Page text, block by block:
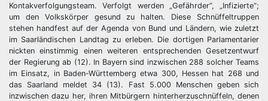
Kontakverfolgungsteam. Verfolgt werden „Gefährder“, „Infizierte“;
um den Volkskörper gesund zu halten. Diese Schnüffeltruppen
stehen handfest auf der Agenda von Bund und Ländern, wie zuletzt
im Saarländischen Landtag zu erleben. Die dortigen Parlamentarier
nickten einstimmig einen weiteren entsprechenden Gesetzentwurf
der Regierung ab (12). In Bayern sind inzwischen 288 solcher Teams
im Einsatz, in Baden-Württemberg etwa 300, Hessen hat 268 und
das Saarland meldet 34 (13). Fast 5.000 Menschen geben sich
inzwischen dazu her, ihren Mitbürgern hinterherzuschnüffeln, denen